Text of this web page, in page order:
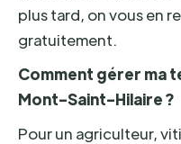
plus tard, on vous en
gratuitement.
Comment gérer ma
Mont-Saint-Hilaire ?
Pour un agriculteur,